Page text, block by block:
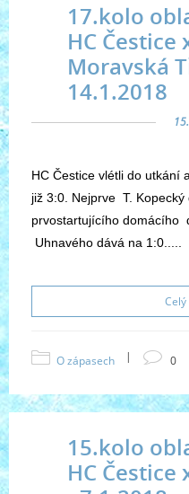
17.kolo
HC Čestice
Moravská
14.1.2018
HC Čestice vlétli do utkání
již 3:0. Nejprve T.
prvostartujícího domácího
Uhnavého dává na 1:0.....
O zápasech | 0
15.kolo
HC Čestice